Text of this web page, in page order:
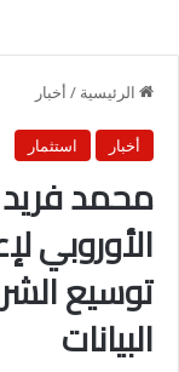
الرئيسية / أخبار
أخبار استثمار
محمد
الأوروبي
توسيع
البيانات